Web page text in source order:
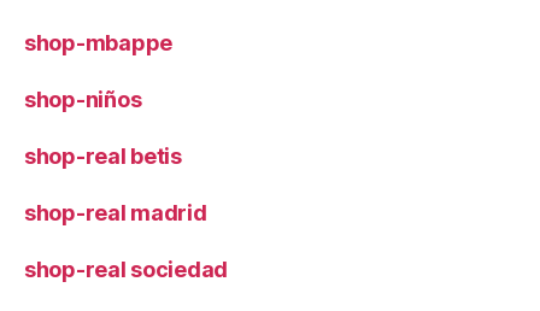
shop-mbappe
shop-niños
shop-real betis
shop-real madrid
shop-real sociedad